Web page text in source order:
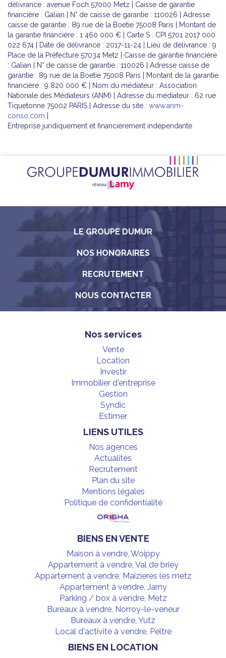
délivrance : avenue Foch 57000 Metz | Caisse de garantie
financière : Galian | N° de caisse de garantie : 110026 | Adresse
caisse de garantie : 89 rue de la Boetie 75008 Paris | Montant de
la garantie financière : 1 460 000 € | Carte S : CPI 5701 2017 000
022 674 | Date de délivrance : 2017-11-24 | Lieu de délivrance : 9
Place de la Préfecture 57034 Metz | Caisse de garantie financière
: Galian | N° de caisse de garantie : 110026 | Adresse caisse de
garantie : 89 rue de la Boetie 75008 Paris | Montant de la garantie
financière : 9 820 000 € | Nom du médiateur : Association
Nationale des Médiateurs (ANM) | Adresse du médiateur : 62 rue
Tiquetonne 75002 PARIS | Adresse du site : www.anm-
conso.com
Entreprise juridiquement et financièrement indépendante
LE GROUPE DUMUR
NOS HONORAIRES
RECRUTEMENT
NOUS CONTACTER
Nos services
Vente
Location
Investir
Immobilier d'entreprise
Gestion
Syndic
Estimer
LIENS UTILES
Nos agences
Actualités
Recrutement
Plan du site
Mentions légales
Politique de confidentialité
BIENS EN VENTE
Maison à vendre, Woippy
Appartement à vendre, Val de briey
Appartement à vendre, Maizieres les metz
Appartement à vendre, Jarny
Parking / box à vendre, Metz
Bureaux à vendre, Norroy-le-veneur
Bureaux à vendre, Yutz
Local d'activité à vendre, Peltre
BIENS EN LOCATION